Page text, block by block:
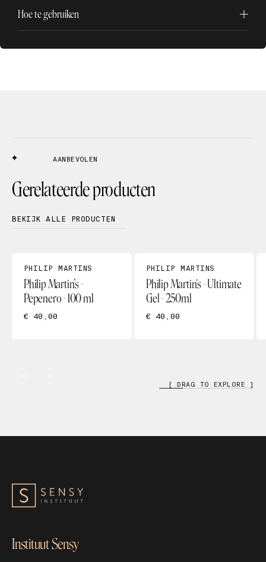
Hoe te gebruiken
AANBEVOLEN
Gerelateerde producten
BEKIJK ALLE PRODUCTEN
PHILIP MARTINS
Philip Martin’s -
Pepenero - 100 ml
€ 40,00
PHILIP MARTINS
Philip Martin's - Ultimate
Gel - 250ml
€ 40,00
[ DRAG TO EXPLORE ]
Instituut Sensy